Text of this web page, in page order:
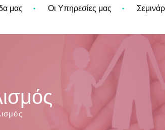
μας Οι Υπηρεσίες μας